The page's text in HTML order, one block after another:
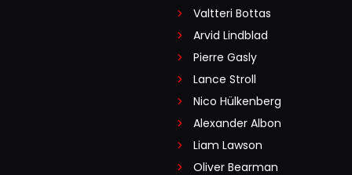
Valtteri Bottas
Arvid Lindblad
Pierre Gasly
Lance Stroll
Nico Hülkenberg
Alexander Albon
Liam Lawson
Oliver Bearman